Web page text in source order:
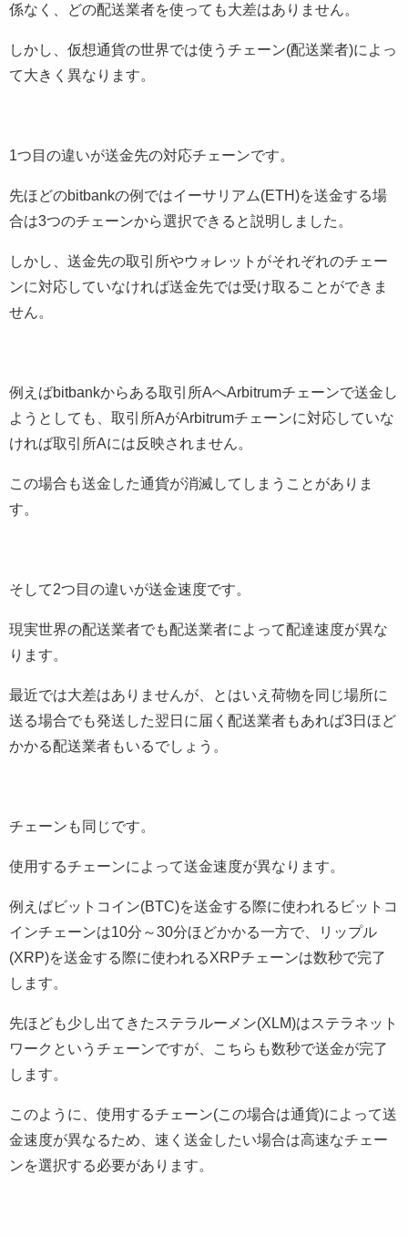
係なく、どの配送業者を使っても大差はありません。
しかし、仮想通貨の世界では使うチェーン(配送業者)によっ
て大きく異なります。
1つ目の違いが送金先の対応チェーンです。
先ほどのbitbankの例ではイーサリアム(ETH)を送金する場
合は3つのチェーンから選択できると説明しました。
しかし、送金先の取引所やウォレットがそれぞれのチェー
ンに対応していなければ送金先では受け取ることができま
せん。
例えばbitbankからある取引所AへArbitrumチェーンで送金し
ようとしても、取引所AがArbitrumチェーンに対応していな
ければ取引所Aには反映されません。
この場合も送金した通貨が消滅してしまうことがありま
す。
そして2つ目の違いが送金速度です。
現実世界の配送業者でも配送業者によって配達速度が異な
ります。
最近では大差はありませんが、とはいえ荷物を同じ場所に
送る場合でも発送した翌日に届く配送業者もあれば3日ほど
かかる配送業者もいるでしょう。
チェーンも同じです。
使用するチェーンによって送金速度が異なります。
例えばビットコイン(BTC)を送金する際に使われるビットコ
インチェーンは10分～30分ほどかかる一方で、リップル
(XRP)を送金する際に使われるXRPチェーンは数秒で完了
します。
先ほども少し出てきたステラルーメン(XLM)はステラネット
ワークというチェーンですが、こちらも数秒で送金が完了
します。
このように、使用するチェーン(この場合は通貨)によって送
金速度が異なるため、速く送金したい場合は高速なチェー
ンを選択する必要があります。